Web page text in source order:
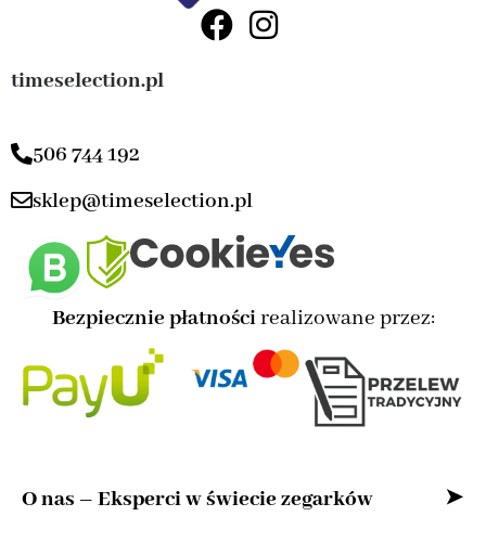
timeselection.pl
506 744 192
sklep@timeselection.pl
Bezpiecznie płatnościrealizowane przez:
O nas – Eksperci w świecie zegarków